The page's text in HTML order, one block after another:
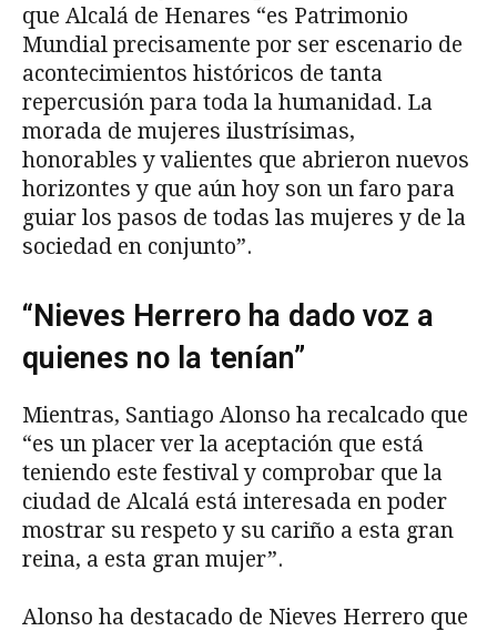
que Alcalá de Henares “es Patrimonio
Mundial precisamente por ser escenario de
acontecimientos históricos de tanta
repercusión para toda la humanidad. La
morada de mujeres ilustrísimas,
honorables y valientes que abrieron nuevos
horizontes y que aún hoy son un faro para
guiar los pasos de todas las mujeres y de la
sociedad en conjunto”.
“Nieves Herrero ha dado voz a
quienes no la tenían”
Mientras, Santiago Alonso ha recalcado que
“es un placer ver la aceptación que está
teniendo este festival y comprobar que la
ciudad de Alcalá está interesada en poder
mostrar su respeto y su cariño a esta gran
reina, a esta gran mujer”.
Alonso ha destacado de Nieves Herrero que